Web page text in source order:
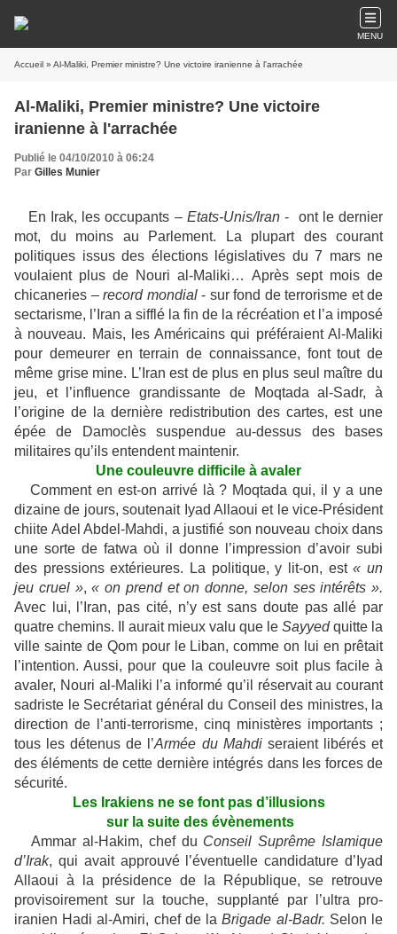
MENU
Accueil » Al-Maliki, Premier ministre? Une victoire iranienne à l'arrachée
Al-Maliki, Premier ministre? Une victoire
iranienne à l'arrachée
Publié le 04/10/2010 à 06:24
Par Gilles Munier
En Irak, les occupants – Etats-Unis/Iran- ont le dernier
mot, du moins au Parlement. La plupart des courant
politiques issus des élections législatives du 7 mars ne
voulaient plus de Nouri al-Maliki… Après sept mois de
chicaneries – record mondial- sur fond de terrorisme et de
sectarisme, l’Iran a sifflé la fin de la récréation et l’a imposé
à nouveau. Mais, les Américains qui préféraient Al-Maliki
pour demeurer en terrain de connaissance, font tout de
même grise mine. L’Iran est de plus en plus seul maître du
jeu, et l’influence grandissante de Moqtada al-Sadr, à
l’origine de la dernière redistribution des cartes, est une
épée de Damoclès suspendue au-dessus des bases
militaires qu’ils entendent maintenir.
Une couleuvre difficile à avaler
Comment en est-on arrivé là ? Moqtada qui, il y a une
dizaine de jours, soutenait Iyad Allaoui et le vice-Président
chiite Adel Abdel-Mahdi, a justifié son nouveau choix dans
une sorte de fatwa où il donne l’impression d’avoir subi
des pressions extérieures. La politique, y lit-on, est« un
jeu cruel »,« on prend et on donne, selon ses intérêts ».
Avec lui, l’Iran, pas cité, n’y est sans doute pas allé par
quatre chemins. Il aurait mieux valu que le Sayyedquitte la
ville sainte de Qom pour le Liban, comme on lui en prêtait
l’intention. Aussi, pour que la couleuvre soit plus facile à
avaler, Nouri al-Maliki l’a informé qu’il réservait au courant
sadriste le Secrétariat général du Conseil des ministres, la
direction de l’anti-terrorisme, cinq ministères importants ;
tous les détenus de l’Armée du Mahdiseraient libérés et
des éléments de cette dernière intégrés dans les forces de
sécurité.
Les Irakiens ne se font pas d’illusions
sur la suite des évènements
Ammar al-Hakim, chef du Conseil Suprême Islamique
d’Irak, qui avait approuvé l’éventuelle candidature d’Iyad
Allaoui à la présidence de la République, se retrouve
provisoirement sur la touche, supplanté par l’ultra pro-
iranien Hadi al-Amiri, chef de laBrigade al-Badr. Selon le